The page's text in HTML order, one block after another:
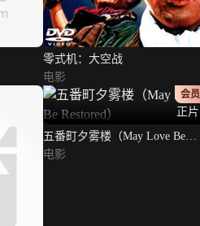
零式机：大空战
电影
正片
会员
五番町夕雾楼（May Love Be
Restored）
电影